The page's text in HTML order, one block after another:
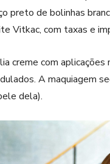
preto de bolinhas
Vitkac, com taxas e
creme com
A maquiagem
dela).